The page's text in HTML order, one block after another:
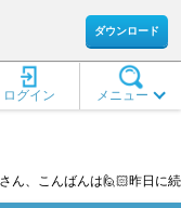
ダウンロード
メニュー
ログイン
ん、こんばんは🙋🏻昨日に